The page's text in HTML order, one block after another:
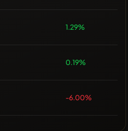
1.29%
0.19%
-6.00%